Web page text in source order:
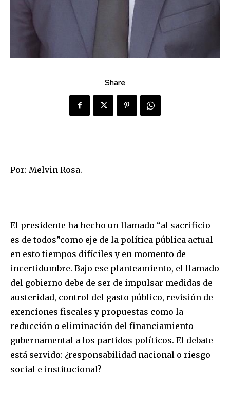
Share
Por: Melvin Rosa.
El presidente ha hecho un llamado “al sacrificio
es de todos”como eje de la política pública actual
en esto tiempos difíciles y en momento de
incertidumbre. Bajo ese planteamiento, el llamado
del gobierno debe de ser de impulsar medidas de
austeridad, control del gasto público, revisión de
exenciones fiscales y propuestas como la
reducción o eliminación del financiamiento
gubernamental a los partidos políticos. El debate
está servido: ¿responsabilidad nacional o riesgo
social e institucional?